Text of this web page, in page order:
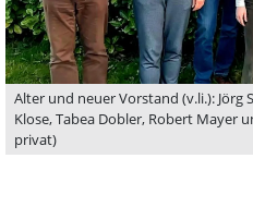
Alter und neuer Vorstand (v.li.): Jörg
Klose, Tabea Dobler, Robert Mayer
privat)